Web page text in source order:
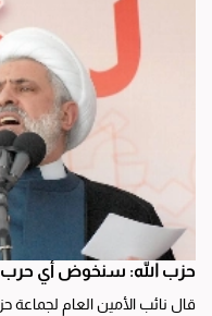
حزب الله: سنخوض أي حرب
قال نائب الأمين العام لجماعة